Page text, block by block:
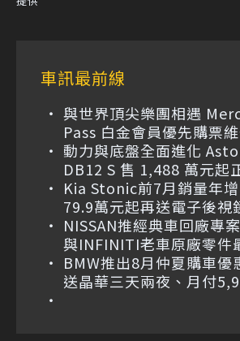
車訊最前線
與世界頂尖樂團相遇
Pass 白金會員優先購票
動力與底盤全面進化
DB12 S 售 1,488 萬元起
Kia Stonic前7月銷量年
79.9萬元起再送電子後視
NISSAN推經典車回廠專
與INFINITI老車原廠零件
BMW推出8月仲夏購車
送晶華三天兩夜、月付